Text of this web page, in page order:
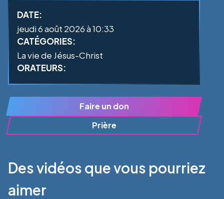
DATE:
jeudi 6 août 2026 à 10:33
CATÉGORIES:
La vie de Jésus-Christ
ORATEURS:
Faire un don
Prière
Des vidéos que vous pourriez
aimer